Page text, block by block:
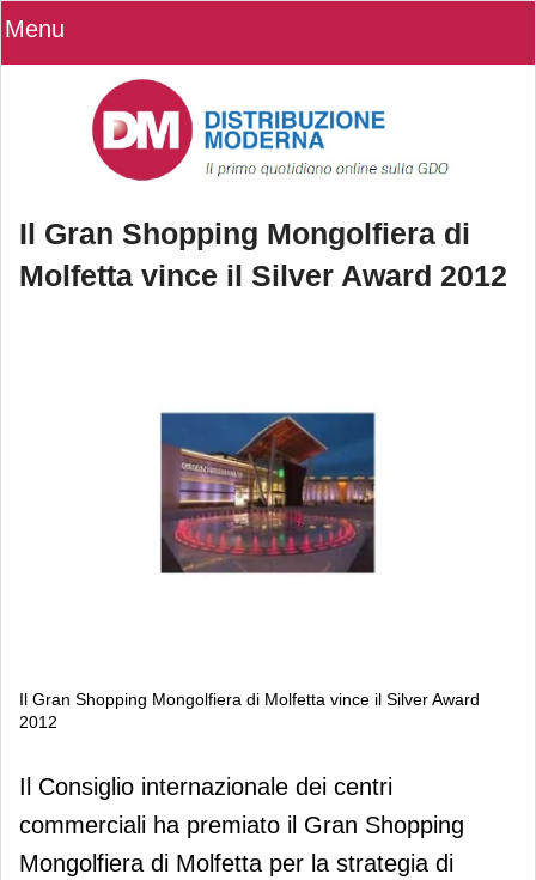
Menu
Il Gran Shopping Mongolfiera di
Molfetta vince il Silver Award 2012
Il Gran Shopping Mongolfiera di Molfetta vince il Silver Award
2012
Il Gran Shopping Mongolfiera di
Molfetta vince il Silver Award 2012
Il Consiglio internazionale dei centri
commerciali ha premiato il Gran Shopping
Mongolfiera di Molfetta per la strategia di